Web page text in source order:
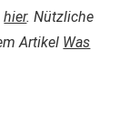
hier. Nützliche
Artikel Was